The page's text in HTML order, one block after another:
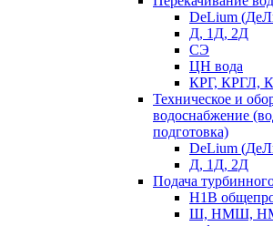
DeLium
Д, 1Д, 2Д
СЭ
ЦН вода
КРГ, КРГЛ,
Техническое и
водоснабжение
подготовка)
DeLium
Д, 1Д, 2Д
Подача
Н1В
Ш, НМШ,